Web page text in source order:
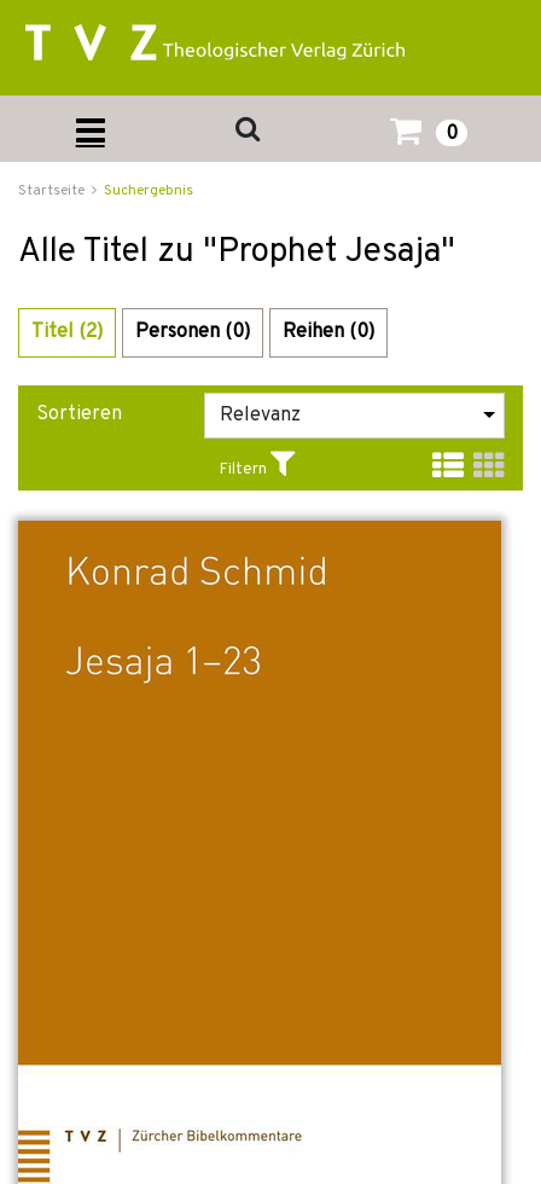
0
Startseite Suchergebnis
Alle Titel zu "Prophet Jesaja"
Titel (2) Personen (0) Reihen (0)
Sortieren
Filtern